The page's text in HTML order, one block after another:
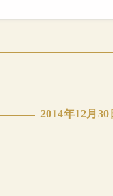
2014年12月30